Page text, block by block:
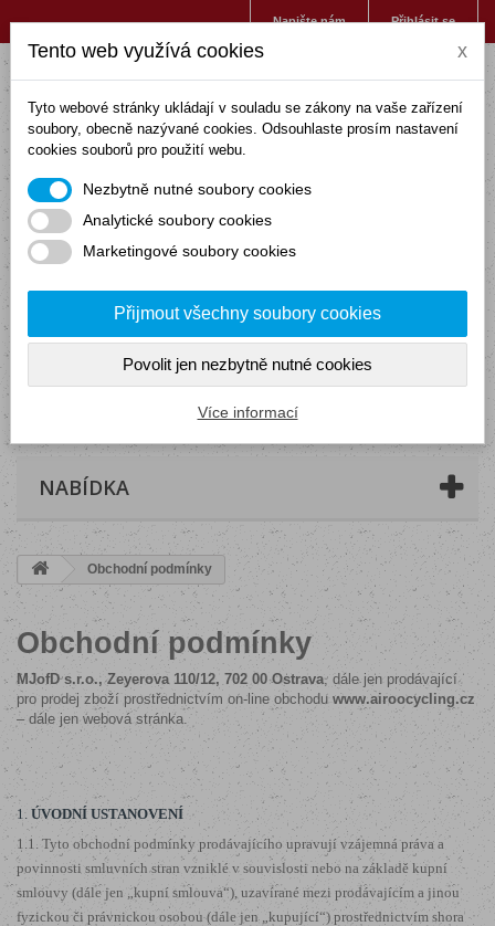
Přihlásit se
Napište nám
(prázdný)
NABÍDKA
Obchodní podmínky
Obchodní podmínky
MJofD s.r.o., Zeyerova 110/12, 702 00 Ostrava, dále jen prodávající
pro prodej zboží prostřednictvím on-line obchodu www.airoocycling.cz
– dále jen webová stránka.
1. ÚVODNÍ USTANOVENÍ
1.1. Tyto obchodní podmínky prodávajícího upravují vzájemná práva a
povinnosti smluvních stran vzniklé v souvislosti nebo na základě kupní
smlouvy (dále jen „kupní smlouva“), uzavírané mezi prodávajícím a jinou
fyzickou či právnickou osobou (dále jen „kupující“) prostřednictvím shora
Tento web využívá cookies x
Tyto webové stránky ukládají v souladu se zákony na vaše zařízení
soubory, obecně nazývané cookies. Odsouhlaste prosím nastavení
cookies souborů pro použití webu.
Nezbytně nutné soubory cookies
Analytické soubory cookies
Marketingové soubory cookies
Přijmout všechny soubory cookies
Povolit jen nezbytně nutné cookies
Více informací